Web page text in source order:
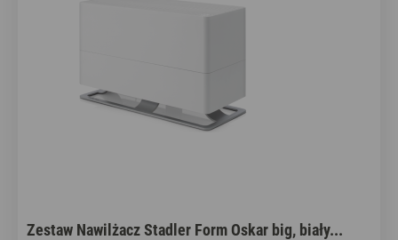
Zestaw Nawilżacz Stadler Form Oskar big, biały...